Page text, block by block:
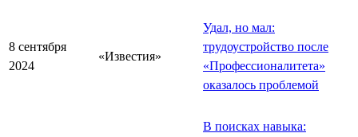
8 сентября
2024
«Известия»
Удал, но мал:
трудоустройство после
«Профессионалитета»
оказалось проблемой
В поисках навыка: